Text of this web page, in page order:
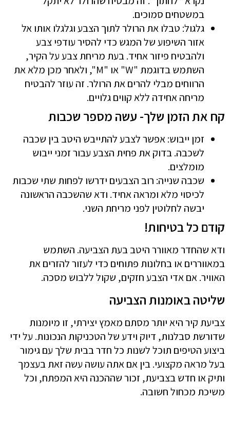
במשטחים סמוכים.
גלגול: טבלו את הרולר לתוך הצבע וגלגלו אותו אל
אזור השיפוע של המגש כדי להסיר עודפי צבע
ולהבטיח פיזור אחיד. בעת מריחת צבע על הקיר,
השתמש בדוגמת "W" או "M", ולאחר מכן מלא את
הרווחים מבלי להרים את הרולר. זה עוזר להבטיח
מריחה אחידה ללא קווים גלויים.
קח את הזמן שלך- עשה מספר שכבות
זמן ייבוש: אפשר לצבע להתייבש היטב בין שכבה
לשכבה. בדוק את פחית הצבע עבור זמני ייבוש
מומלצים.
שכבה שנייה: רוב הצבעים ידרשו לפחות שתי שכבות
לכיסוי מלא ומראה אחיד. ודא שהשכבה הראשונה
יבשה לחלוטין לפני מריחת השני.
קודם כל בטיחות!
ודא שהחדר מאוורר היטב בעת הצביעה. השתמש
במאווררים או בחלונות פתוחים כדי לעזור להזרים את
האוויר. אם אדי הצבע חזקים, שקול ללבוש מסכה.
שליטה באומנות הצביעה
צביעת קיר היא יותר מסתם מאמץ יצירתי, זו מיומנות
שדורשת סבלנות, דיוק וידע של הטכניקות הנכונות. על ידי
ביצוע הטיפים תוכל לשנות כל חדר בבית שלך עם גימור
בעל מראה מקצועי. בין אם אתה עושה עשה זאת בעצמך
ותיק או חדש בצביעת, זכור שההכנה היא המפתח, וכל
משיכת מכחול חשובה.